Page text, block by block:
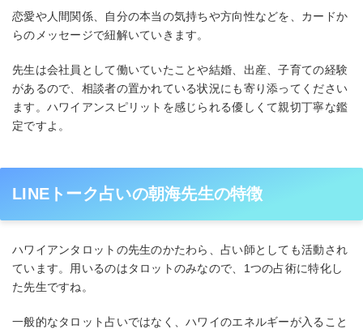
恋愛や人間関係、自分の本当の気持ちや方向性などを、カードか
らのメッセージで紐解いていきます。
先生は会社員として働いていたことや結婚、出産、子育ての経験
があるので、相談者の置かれている状況にも寄り添ってください
ます。ハワイアンスピリットを感じられる優しくて親切丁寧な鑑
定ですよ。
LINEトーク占いの朝海先生の特徴
ハワイアンタロットの先生のかたわら、占い師としても活動され
ています。用いるのはタロットのみなので、1つの占術に特化し
た先生ですね。
一般的なタロット占いではなく、ハワイのエネルギーが入ること